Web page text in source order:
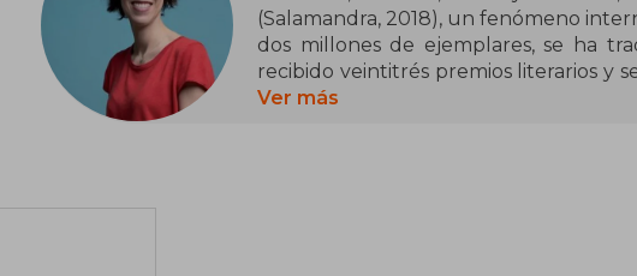
(Salamandra, 2018), un fenómeno
dos millones de ejemplares, se ha
recibido veintitrés premios literarios y
pantalla por la propia autora.
Ver más